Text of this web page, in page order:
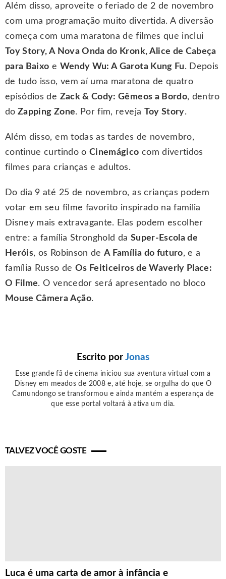
Além disso, aproveite o feriado de 2 de novembro
com uma programação muito divertida. A diversão
começa com uma maratona de filmes que inclui
Toy Story, A Nova Onda do Kronk, Alice de Cabeça
para Baixo e Wendy Wu: A Garota Kung Fu. Depois
de tudo isso, vem aí uma maratona de quatro
episódios de Zack & Cody: Gêmeos a Bordo, dentro
do Zapping Zone. Por fim, reveja Toy Story.
Além disso, em todas as tardes de novembro,
continue curtindo oCinemágico com divertidos
filmes para crianças e adultos.
Do dia 9 até 25 de novembro, as crianças podem
votar em seu filme favorito inspirado na família
Disney mais extravagante. Elas podem escolher
entre: a família Stronghold da Super-Escola de
Heróis, os Robinson deA Família do futuro, e a
família Russo de Os Feiticeiros de Waverly Place:
O Filme. O vencedor será apresentado no bloco
Mouse Câmera Ação.
Escrito por Jonas
Esse grande fã de cinema iniciou sua aventura virtual com a
Disney em meados de 2008 e, até hoje, se orgulha do que O
Camundongo se transformou e ainda mantém a esperança de
que esse portal voltará à ativa um dia.
TALVEZ VOCÊ GOSTE
Luca é uma carta de amor à infância e